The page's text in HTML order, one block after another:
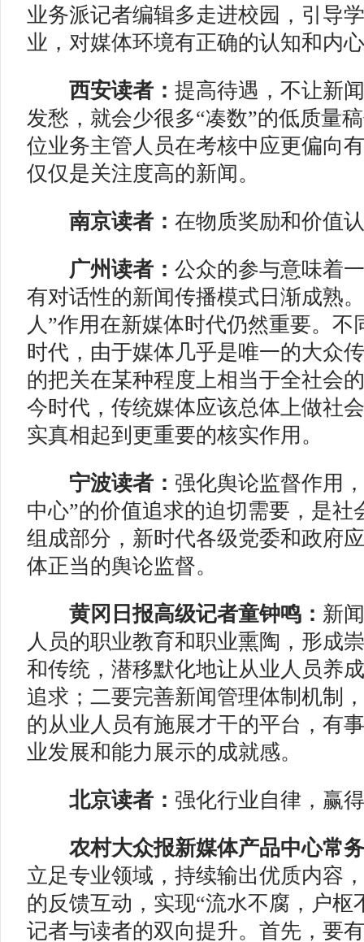
业务派记者编辑多走进校园，引导
业，对媒体环境有正确的认知和内
西安读者： 提高待遇，不让新
发愁，就会少很多“凑数”的低质量
位业务主管人员在考核中应更偏向
仅仅是关注度高的新闻。
南京读者： 在物质奖励和价值
广州读者： 公众的参与意味着
有对话性的新闻传播模式日渐成熟
人”作用在新媒体时代仍然重要。不
时代，由于媒体几乎是唯一的大众
的把关在某种程度上相当于全社会
今时代，传统媒体应该总体上做社
实真相起到更重要的核实作用。
宁波读者： 强化舆论监督作用
中心”的价值追求的迫切需要，是社
组成部分，新时代各级党委和政府
体正当的舆论监督。
黄冈日报高级记者童钟鸣： 新
人员的职业教育和职业熏陶，形成
和传统，潜移默化地让从业人员养
追求；二要完善新闻管理体制机制
的从业人员有施展才干的平台，有
业发展和能力展示的成就感。
北京读者： 强化行业自律，赢
农村大众报新媒体产品中心常
立足专业领域，持续输出优质内容
的反馈互动，实现“流水不腐，户枢
记者与读者的双向提升。首先，要